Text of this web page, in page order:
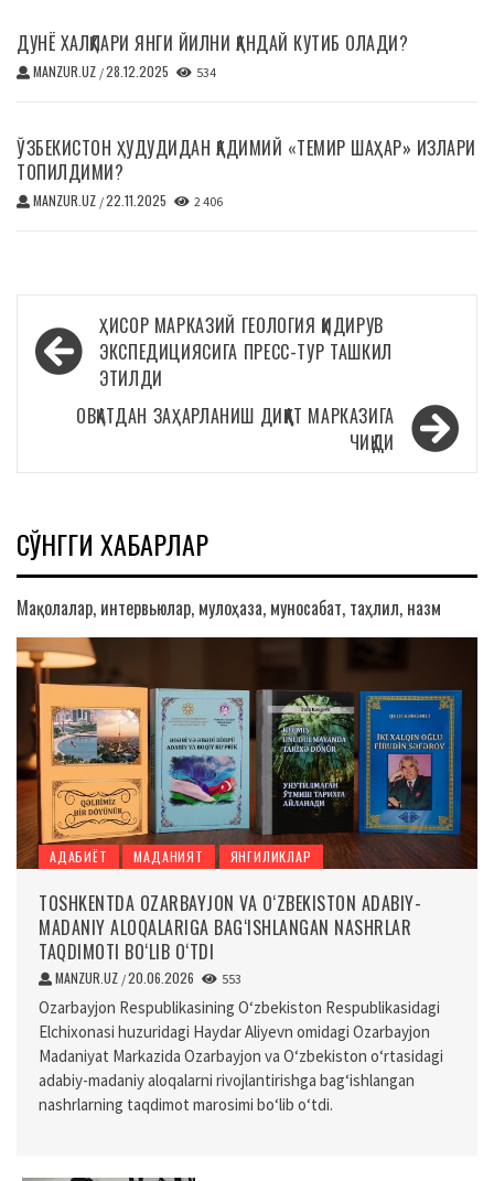
ДУНЁ ХАЛҚЛАРИ ЯНГИ ЙИЛНИ ҚАНДАЙ КУТИБ ОЛАДИ?
MANZUR.UZ /28.12.2025 534
ЎЗБЕКИСТОН ҲУДУДИДАН ҚАДИМИЙ «ТЕМИР ШАҲАР» ИЗЛАРИ
ТОПИЛДИМИ?
MANZUR.UZ /22.11.2025 2 406
Навигация
по
записям
ҲИСОР МАРКАЗИЙ ГЕОЛОГИЯ ҚИДИРУВ
ЭКСПЕДИЦИЯСИГА ПРЕСС-ТУР ТАШКИЛ
ЭТИЛДИ
ОВҚАТДАН ЗАҲАРЛАНИШ ДИҚҚАТ МАРКАЗИГА
ЧИҚДИ
СЎНГГИ ХАБАРЛАР
Мақолалар, интервьюлар, мулоҳаза, муносабат, таҳлил, назм
АДАБИЁТ МАДАНИЯТ ЯНГИЛИКЛАР
TOSHKENTDA OZARBAYJON VA O‘ZBEKISTON ADABIY-
MADANIY ALOQALARIGA BAG‘ISHLANGAN NASHRLAR
TAQDIMOTI BO‘LIB O‘TDI
MANZUR.UZ /20.06.2026 553
Ozarbayjon Respublikasining O‘zbekiston Respublikasidagi
Elchixonasi huzuridagi Haydar Aliyevn omidagi Ozarbayjon
Madaniyat Markazida Ozarbayjon va O‘zbekiston o‘rtasidagi
adabiy-madaniy aloqalarni rivojlantirishga bag‘ishlangan
nashrlarning taqdimot marosimi bo‘lib o‘tdi.